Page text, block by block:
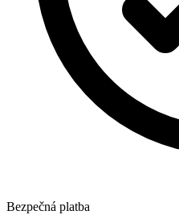
Bezpečná platba